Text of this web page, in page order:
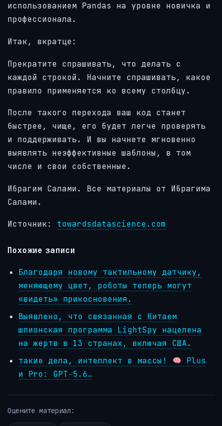
использованием Pandas на уровне новичка и
профессионала.
Итак, вкратце:
Прекратите спрашивать, что делать с
каждой строкой. Начните спрашивать, какое
правило применяется ко всему столбцу.
После такого перехода ваш код станет
быстрее, чище, его будет легче проверять
и поддерживать. И вы начнете мгновенно
выявлять неэффективные шаблоны, в том
числе и свои собственные.
Ибрагим Салами. Все материалы от Ибрагима
Салами.
Источник: towardsdatascience.com
Похожие записи
Благодаря новому тактильному датчику,
меняющему цвет, роботы теперь могут
«видеть» прикосновения.
Выявлено, что связанная с Китаем
шпионская программа LightSpy нацелена
на жертв в 13 странах, включая США.
такие дела, интеллект в массы!
Plus
и Pro: GPT‑5.6…
Оцените материал: